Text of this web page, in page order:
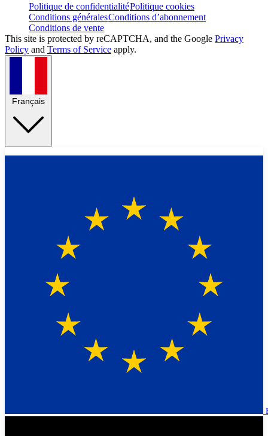
Politique de confidentialitéPolitique cookies
Conditions généralesConditions d’abonnement
Conditions de vente
This site is protected by reCAPTCHA, and the Google Privacy
Policy and Terms of Service apply.
Français